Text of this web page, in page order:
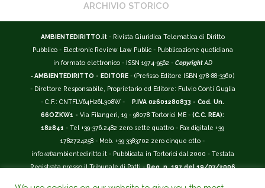
ARCHIVIO STORICO
AMBIENTEDIRITTO.it - Rivista Giuridica Telematica di Diritto
Pubblico - Electronic Review Law Public - Pubblicazione quotidiana
in formato elettronico - ISSN 1974-9562 - Copyright AD
-AMBIENTEDIRITTO - EDITORE - (Prefisso Editore ISBN 978-88-3360)
- Direttore Responsabile, Proprietario ed Editore: Fulvio Conti Guglia
- C.F.: CNTFLV64H26L308W -
P.IVA 02601280833 - Cod. Un.
66OZKW1 - Via Filangeri, 19 - 98078 Tortorici ME - (C.C. REA):
182841 - Tel +39-376.2482 zero sette quattro - Fax digitale +39
1782724258 - Mob. +39 3383702 zero cinque otto -
info(at)ambientediritto.it - Pubblicata in Tortorici dal 2000 - Testata
Registrata presso il Tribunale di Patti -Reg. n. 197 del 19/07/2006